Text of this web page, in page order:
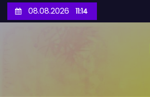
е
08.08.2026 11:14